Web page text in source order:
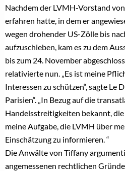
Nachdem der LVMH-Vorstand
erfahren hatte, in dem er
wegen drohender US-Zölle bis
aufzuschieben, kam es zu dem
bis zum 24. November
relativierte nun. „Es ist meine
Interessen zu schützen“, sagte Le
Parisien“. „In Bezug auf die
Handelsstreitigkeiten bekannt,
meine Aufgabe, die LVMH über
Einschätzung zu informieren. “
Die Anwälte von Tiffany
angemessenen rechtlichen